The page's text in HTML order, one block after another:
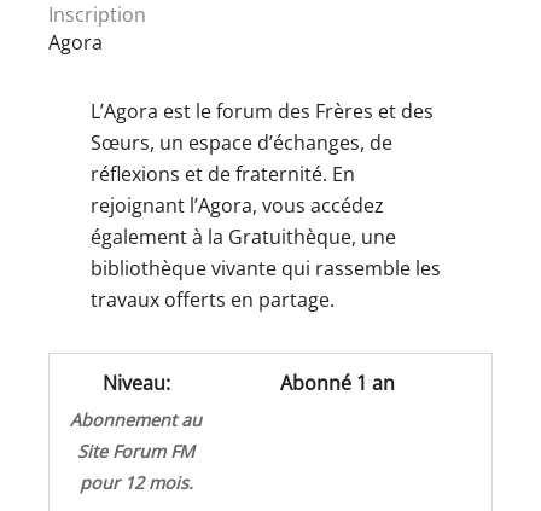
Inscription
Agora
L’Agora est le forum des Frères et des
Sœurs, un espace d’échanges, de
réflexions et de fraternité. En
rejoignant l’Agora, vous accédez
également à la Gratuithèque, une
bibliothèque vivante qui rassemble les
travaux offerts en partage.
Abonné 1 an
Abonnement au
Site Forum FM
pour 12 mois.